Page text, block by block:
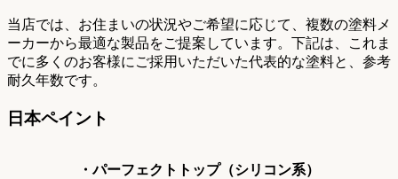
当店では、お住まいの状況やご希望に応じて、複数の塗料メ
ーカーから最適な製品をご提案しています。下記は、これま
でに多くのお客様にご採用いただいた代表的な塗料と、参考
耐久年数です。
日本ペイント
・パーフェクトトップ（シリコン系）